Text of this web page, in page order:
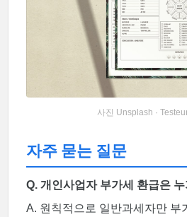
사진 Unsplash ·
자주 묻는 질문
Q. 개인사업자 부가세 환급은
A. 원칙적으로 일반과세자만 부